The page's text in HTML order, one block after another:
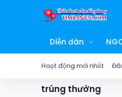
Diễn đàn
Hoạt động mới nhất
trúng thưởng